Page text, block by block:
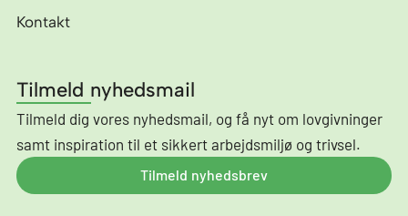
Kontakt
Tilmeld nyhedsmail
Tilmeld dig vores nyhedsmail, og få nyt om lovgivninger
samt inspiration til et sikkert arbejdsmiljø og trivsel.
Tilmeld nyhedsbrev